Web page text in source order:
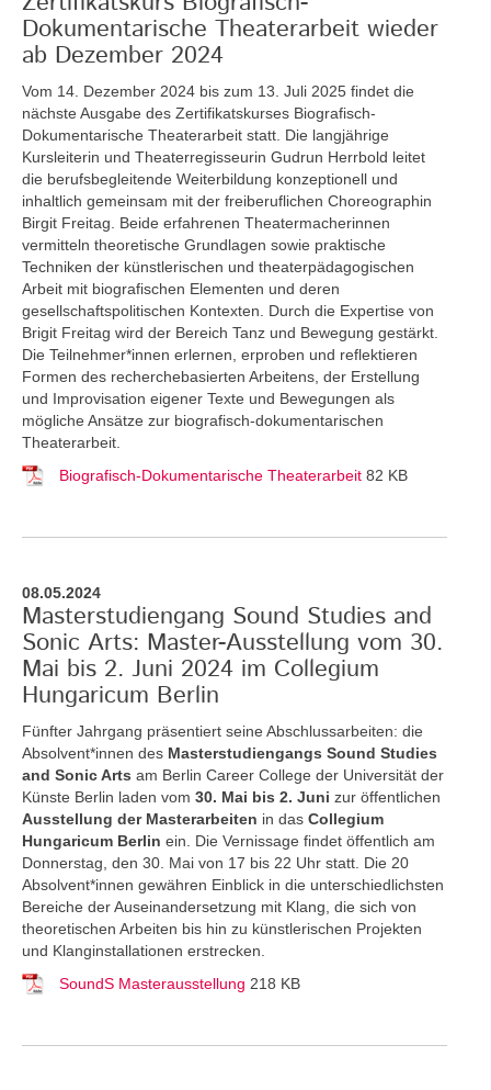
Dokumentarische Theaterarbeit wieder
ab Dezember 2024
Vom 14. Dezember 2024 bis zum 13. Juli 2025 findet die
nächste Ausgabe des Zertifikatskurses Biografisch-
Dokumentarische Theaterarbeit statt. Die langjährige
Kursleiterin und Theaterregisseurin Gudrun Herrbold leitet
die berufsbegleitende Weiterbildung konzeptionell und
inhaltlich gemeinsam mit der freiberuflichen Choreographin
Birgit Freitag. Beide erfahrenen Theatermacherinnen
vermitteln theoretische Grundlagen sowie praktische
Techniken der künstlerischen und theaterpädagogischen
Arbeit mit biografischen Elementen und deren
gesellschaftspolitischen Kontexten. Durch die Expertise von
Brigit Freitag wird der Bereich Tanz und Bewegung gestärkt.
Die Teilnehmer*innen erlernen, erproben und reflektieren
Formen des recherchebasierten Arbeitens, der Erstellung
und Improvisation eigener Texte und Bewegungen als
mögliche Ansätze zur biografisch-dokumentarischen
Theaterarbeit.
Biografisch-Dokumentarische Theaterarbeit 82 KB
08.05.2024
Masterstudiengang Sound Studies and
Sonic Arts: Master-Ausstellung vom 30.
Mai bis 2. Juni 2024 im Collegium
Hungaricum Berlin
Fünfter Jahrgang präsentiert seine Abschlussarbeiten: die
Absolvent*innen des Masterstudiengangs Sound Studies
and Sonic Arts am Berlin Career College der Universität der
Künste Berlin laden vom 30. Mai bis 2. Juni zur öffentlichen
Ausstellung der Masterarbeiten in das Collegium
Hungaricum Berlin ein. Die Vernissage findet öffentlich am
Donnerstag, den 30. Mai von 17 bis 22 Uhr statt. Die 20
Absolvent*innen gewähren Einblick in die unterschiedlichsten
Bereiche der Auseinandersetzung mit Klang, die sich von
theoretischen Arbeiten bis hin zu künstlerischen Projekten
und Klanginstallationen erstrecken.
SoundS Masterausstellung 218 KB